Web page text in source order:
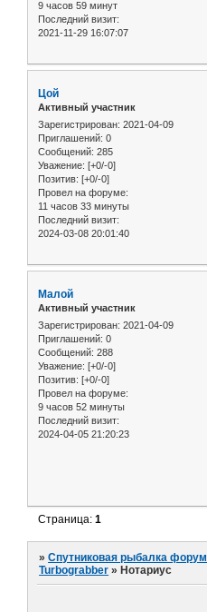
9 часов 59 минут
Последний визит:
2021-11-29 16:07:07
Цой
Активный участник
Зарегистрирован: 2021-04-09
Приглашений: 0
Сообщений: 285
Уважение: [+0/-0]
Позитив: [+0/-0]
Провел на форуме:
11 часов 33 минуты
Последний визит:
2024-03-08 20:01:40
Малой
Активный участник
Зарегистрирован: 2021-04-09
Приглашений: 0
Сообщений: 288
Уважение: [+0/-0]
Позитив: [+0/-0]
Провел на форуме:
9 часов 52 минуты
Последний визит:
2024-04-05 21:20:23
Страница:1
»Спутниковая рыбалка форум
Turbograbber » Нотариус